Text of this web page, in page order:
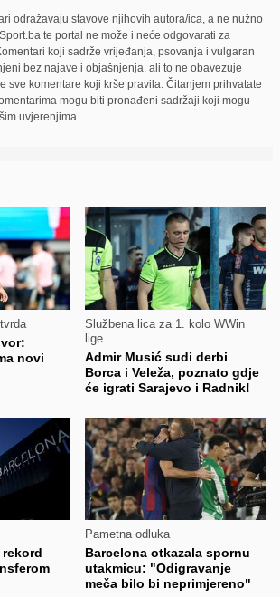
odražavaju stavove njihovih autora/ica, a ne nužno
te portal ne može i neće odgovarati za
koji sadrže vrijeđanja, psovanja i vulgaran
bez najave i objašnjenja, ali to ne obavezuje
sve komentare koji krše pravila. Čitanjem prihvatate
mogu biti pronađeni sadržaji koji mogu
uvjerenjima.
novi
Službena lica za 1. kolo WWin
lige
Admir Musić sudi derbi
Borca i Veleža, poznato gdje
će igrati Sarajevo i Radnik!
Pametna odluka
Barcelona otkazala spornu
utakmicu: "Odigravanje
meča bilo bi neprimjereno"